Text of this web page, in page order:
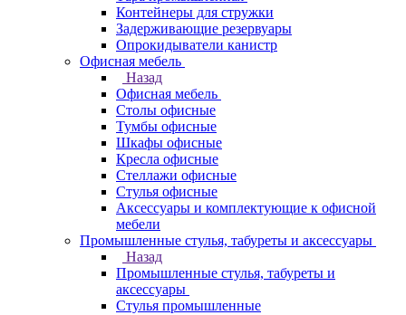
Контейнеры для стружки
Задерживающие резервуары
Опрокидыватели канистр
Офисная мебель
Назад
Офисная мебель
Столы офисные
Тумбы офисные
Шкафы офисные
Кресла офисные
Стеллажи офисные
Стулья офисные
Аксессуары и комплектующие к офисной
мебели
Промышленные стулья, табуреты и аксессуары
Назад
Промышленные стулья, табуреты и
аксессуары
Стулья промышленные